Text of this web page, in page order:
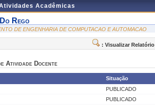
Acadêmicas
Rego
DE ENGENHARIA DE COMPUTACAO E AUTOMACAO
: Visualizar Relatório
Atividade Docente
Situação
PUBLICADO
PUBLICADO